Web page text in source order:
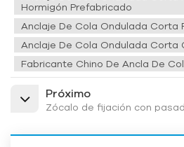
Hormigón Prefabricado
Anclaje De Cola Ondulada Corta
Anclaje De Cola Ondulada Corta
Fabricante Chino De Ancla De
Próximo
Zócalo de fijación con